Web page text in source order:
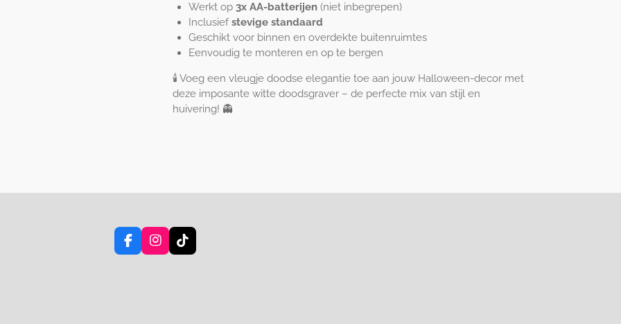
Werkt op 3x AA-batterijen(niet inbegrepen)
Inclusiefstevige standaard
Geschikt voor binnen en overdekte buitenruimtes
Eenvoudig te monteren en op te bergen
🕯️ Voeg een vleugje doodse elegantie toe aan jouw Halloween-decor met
deze imposante witte doodsgraver – de perfecte mix van stijl en
huivering! 👻
F
a
I
n
T
i